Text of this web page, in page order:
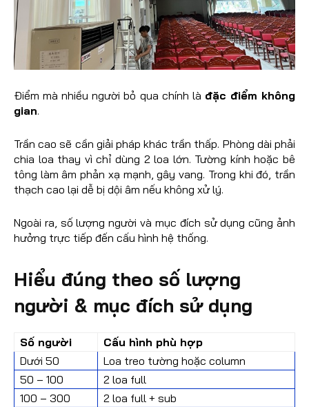
Điểm mà nhiều người bỏ qua chính là đặc điểm không
gian.
Trần cao sẽ cần giải pháp khác trần thấp. Phòng dài phải
chia loa thay vì chỉ dùng 2 loa lớn. Tường kính hoặc bê
tông làm âm phản xạ mạnh, gây vang. Trong khi đó, trần
thạch cao lại dễ bị dội âm nếu không xử lý.
Ngoài ra, số lượng người và mục đích sử dụng cũng ảnh
hưởng trực tiếp đến cấu hình hệ thống.
Hiểu đúng theo số lượng
người & mục đích sử dụng
Số người
Cấu hình phù hợp
Dưới 50
Loa treo tường hoặc column
50 – 100
2 loa full
100 – 300
2 loa full + sub